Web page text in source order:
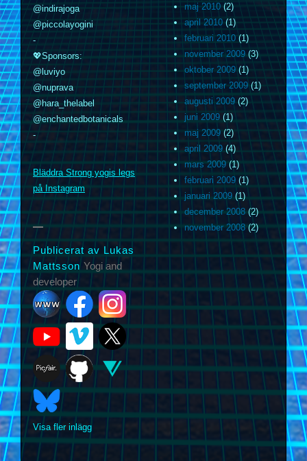
@indirajoga
@piccolayogini
-
💖Sponsors:
@luviyo
@nuprava
@hara_thelabel
@enchantedbotanicals
-
Bläddra Strong yogis legs
på Instagram
Publicerat av Lukas
Mattsson Yogi and
developer
Visa fler inlägg
maj 2010 (2)
april 2010 (1)
februari 2010 (1)
november 2009(3)
oktober 2009(1)
september 2009(1)
augusti 2009(2)
juni 2009 (1)
maj 2009 (2)
april 2009(4)
mars 2009(1)
februari 2009 (1)
januari 2009(1)
december 2008(2)
november 2008(2)